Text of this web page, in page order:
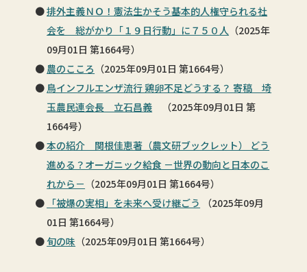
排外主義ＮＯ！憲法生かそう基本的人権守られる社
会を 総がかり「１９日行動」に７５０人 （2025年
09月01日 第1664号）
農のこころ （2025年09月01日 第1664号）
鳥インフルエンザ流行 鶏卵不足どうする？ 寄稿 埼
玉農民連会長 立石昌義 （2025年09月01日 第
1664号）
本の紹介 関根佳恵著（農文研ブックレット） どう
進める？オーガニック給食 －世界の動向と日本のこ
れから－ （2025年09月01日 第1664号）
「被爆の実相」を未来へ受け継ごう
（2025年09月
01日 第1664号）
旬の味 （2025年09月01日 第1664号）